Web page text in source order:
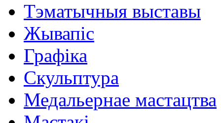
Тэматычныя выставы
Жывапіс
Графіка
Скульптура
Медальернае мастацтва